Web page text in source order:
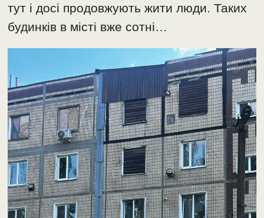
тут і досі продовжують жити люди. Таких
будинків в місті вже сотні…